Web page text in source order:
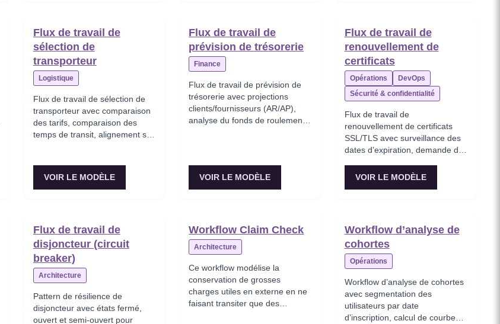
Flux de travail de
sélection de
transporteur
Logistique
Flux de travail de sélection de
transporteur avec comparaison
des tarifs, comparaison des
temps de transit, alignement sur
optimal.
VOIR LE MODÈLE
Flux de travail de
prévision de trésorerie
Finance
Flux de travail de prévision de
trésorerie avec projections
clients/fournisseurs (AR/AP),
analyse du fonds de roulement,
VOIR LE MODÈLE
Flux de travail de
renouvellement de
certificats
Opérations
DevOps
Sécurité & confidentialité
Flux de travail de
renouvellement de certificats
SSL/TLS avec surveillance des
dates d’expiration, demande de
validation de domaine,
VOIR LE MODÈLE
Flux de travail de
disjoncteur (circuit
breaker)
Architecture
Pattern de résilience de
disjoncteur avec états fermé,
ouvert et semi-ouvert pour
Workflow Claim Check
Architecture
Ce workflow modélise la
conservation de grosses
charges utiles en externe en ne
faisant transiter que des
Workflow d’analyse de
cohortes
Opérations
Workflow d’analyse de cohortes
avec segmentation des
utilisateurs par date
d’inscription, calcul de courbes